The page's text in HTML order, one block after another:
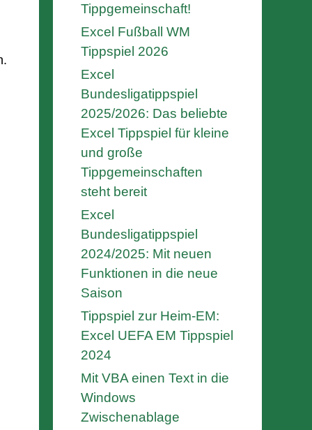
Tippgemeinschaft!
Excel Fußball WM
Tippspiel 2026
Excel
Bundesligatippspiel
2025/2026: Das beliebte
Excel Tippspiel für kleine
und große
Tippgemeinschaften
steht bereit
Excel
Bundesligatippspiel
2024/2025: Mit neuen
Funktionen in die neue
Saison
Tippspiel zur Heim-EM:
Excel UEFA EM Tippspiel
2024
Mit VBA einen Text in die
Windows
Zwischenablage